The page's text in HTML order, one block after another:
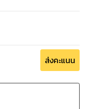
ส่งคะแนน